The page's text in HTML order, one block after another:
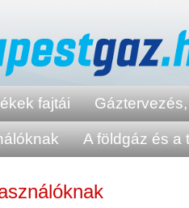
fajtái
A földgáz és a